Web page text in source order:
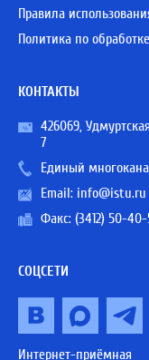
Правила
Политика по
КОНТАКТЫ
426069,
7
Единый
Email: info@istu.ru
Факс: (3412) 50-
СОЦСЕТИ
Интернет-приёмная